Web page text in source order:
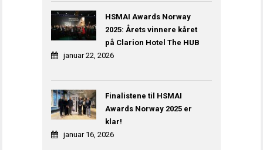
HSMAI Awards Norway
2025: Årets vinnere kåret
på Clarion Hotel The HUB
januar 22, 2026
Finalistene til HSMAI
Awards Norway 2025 er
klar!
januar 16, 2026